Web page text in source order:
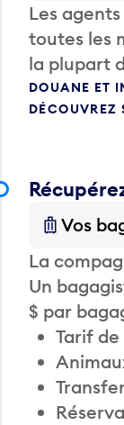
Les
toutes les
la plupart
DOUANE ET
DÉCOUVREZ
Vos
La
Un
$ par
Tarif